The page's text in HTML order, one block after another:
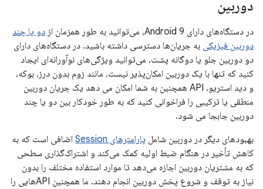
دوربین
در دستگاه‌های دارای Android 9، می‌توانید به طور همزمان از
دو یا چند
دوربین فیزیکی به جریان‌ها دسترسی داشته باشید. در دستگاه‌های دارای
دو دوربین جلو یا دوگانه پشت، می‌توانید ویژگی‌های نوآورانه‌ای ایجاد
کنید که تنها با یک دوربین امکان‌پذیر نیست، مانند زوم بدون درز، بوکه،
و دید استریو. API همچنین به شما امکان می دهد یک جریان دوربین
منطقی یا ترکیبی را فراخوانی کنید که به طور خودکار بین دو یا چند
دوربین جابجا می شود.
بهبودهای دیگر در دوربین شامل پارامترهای Session
اضافی است که به
کاهش تأخیر در هنگام ضبط اولیه کمک می‌کند و اشتراک‌گذاری سطحی
که به مشتریان دوربین اجازه می‌دهد تا موارد استفاده مختلف را بدون
نیاز به توقف و شروع پخش دوربین انجام دهند. ما همچنین APIهایی را